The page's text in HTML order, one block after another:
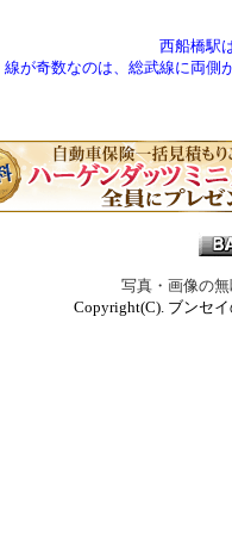
西船橋駅
線が奇数なのは、総武線に両側
写真・画像の
Copyright(C). ブンセ